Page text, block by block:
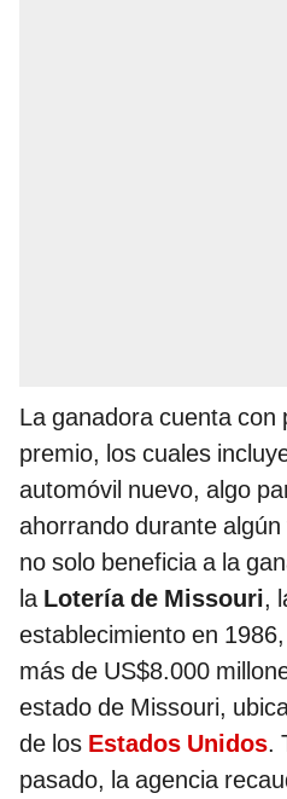
La ganadora cuenta con
premio, los cuales
automóvil nuevo, algo
ahorrando durante
no solo beneficia a la
la Lotería de Missouri,
establecimiento en
más de US$8.000
estado de Missouri,
de los Estados Unidos.
pasado, la agencia